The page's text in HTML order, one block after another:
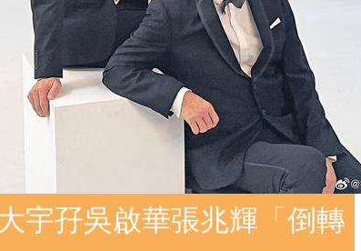
宇孖吳啟華張兆輝「倒轉